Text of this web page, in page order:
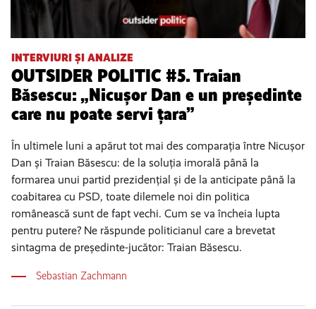
INTERVIURI ȘI ANALIZE
OUTSIDER POLITIC #5. Traian
Băsescu: „Nicușor Dan e un președinte
care nu poate servi țara”
În ultimele luni a apărut tot mai des comparația între Nicușor
Dan și Traian Băsescu: de la soluția imorală până la
formarea unui partid prezidențial și de la anticipate până la
coabitarea cu PSD, toate dilemele noi din politica
românească sunt de fapt vechi. Cum se va încheia lupta
pentru putere? Ne răspunde politicianul care a brevetat
sintagma de președinte-jucător: Traian Băsescu.
Sebastian Zachmann